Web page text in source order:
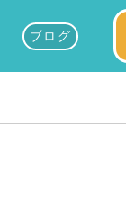
ブログ